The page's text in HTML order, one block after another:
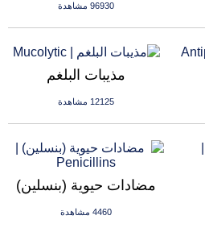
96930 مشاهدة
مذيبات البلغم
12125 مشاهدة
مضادات حيوية (بنسلين)
4460 مشاهدة